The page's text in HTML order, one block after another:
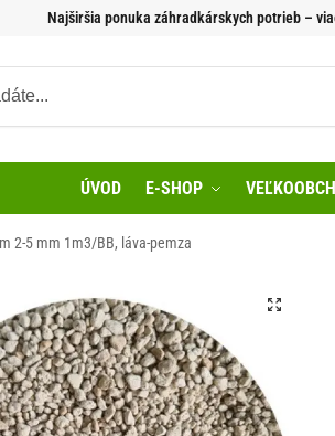
Najširšia ponuka záhradkárskych potrieb –
ÚVOD E-SHOP
2-5 mm 1m3/BB, láva-pemza